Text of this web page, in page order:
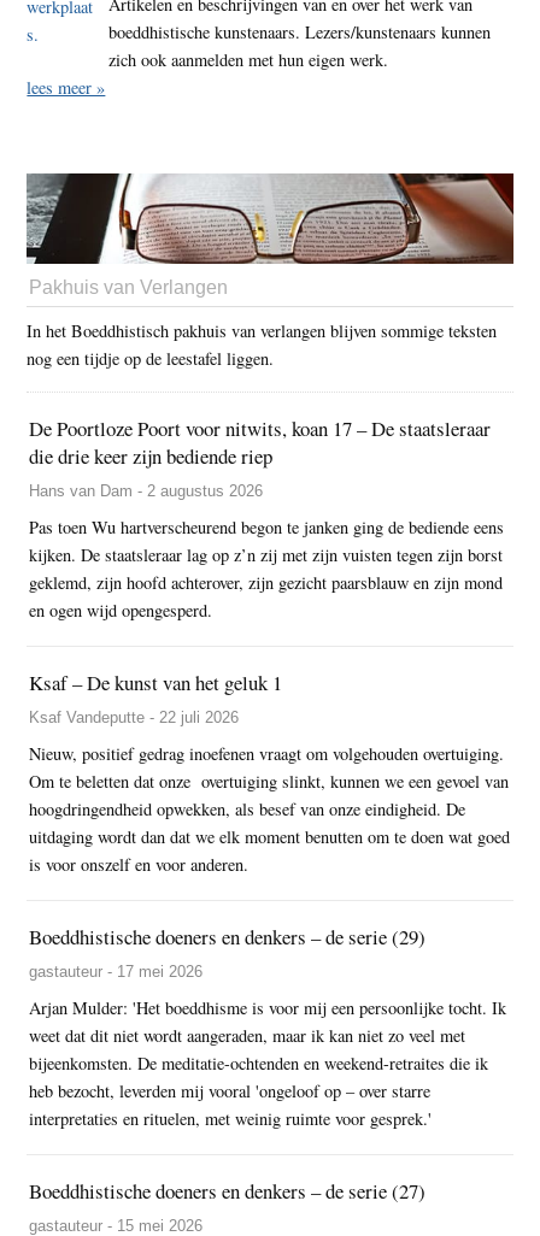
boeddhistische kunstenaars. Lezers/kunstenaars kunnen
zich ook aanmelden met hun eigen werk.
lees meer »
Pakhuis van Verlangen
In het Boeddhistisch pakhuis van verlangen blijven sommige teksten
nog een tijdje op de leestafel liggen.
De Poortloze Poort voor nitwits, koan 17 – De staatsleraar
die drie keer zijn bediende riep
Hans van Dam - 2 augustus 2026
Pas toen Wu hartverscheurend begon te janken ging de bediende eens
kijken. De staatsleraar lag op z’n zij met zijn vuisten tegen zijn borst
geklemd, zijn hoofd achterover, zijn gezicht paarsblauw en zijn mond
en ogen wijd opengesperd.
Ksaf – De kunst van het geluk 1
Ksaf Vandeputte - 22 juli 2026
Nieuw, positief gedrag inoefenen vraagt om volgehouden overtuiging.
Om te beletten dat onze overtuiging slinkt, kunnen we een gevoel van
hoogdringendheid opwekken, als besef van onze eindigheid. De
uitdaging wordt dan dat we elk moment benutten om te doen wat goed
is voor onszelf en voor anderen.
Boeddhistische doeners en denkers – de serie (29)
gastauteur - 17 mei 2026
Arjan Mulder: 'Het boeddhisme is voor mij een persoonlijke tocht. Ik
weet dat dit niet wordt aangeraden, maar ik kan niet zo veel met
bijeenkomsten. De meditatie-ochtenden en weekend-retraites die ik
heb bezocht, leverden mij vooral 'ongeloof op – over starre
interpretaties en rituelen, met weinig ruimte voor gesprek.'
Boeddhistische doeners en denkers – de serie (27)
gastauteur - 15 mei 2026